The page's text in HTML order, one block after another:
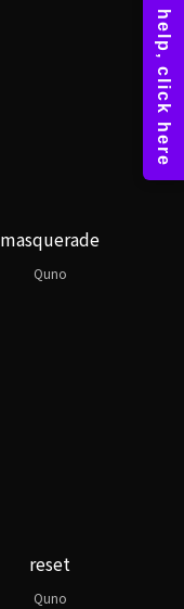
masquerade
Quno
reset
Quno